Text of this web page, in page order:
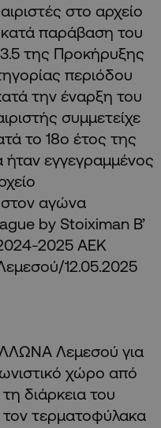
στο αρχείο
παράβαση του
της Προκήρυξης
περιόδου
την έναρξη του
συμμετείχε
το 18ο έτος της
ήταν εγγεγραμμένος
αγώνα
by Stoiximan Β’
2025 ΑΕΚ
12.05.2025
Λεμεσού για
χώρο από
διάρκεια του
τον τερματοφύλακα